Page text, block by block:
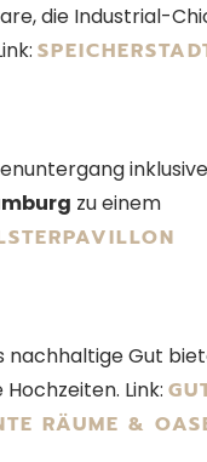
die Industrial-
zu einem
nachhaltige Gut
Link:
RÄUME &